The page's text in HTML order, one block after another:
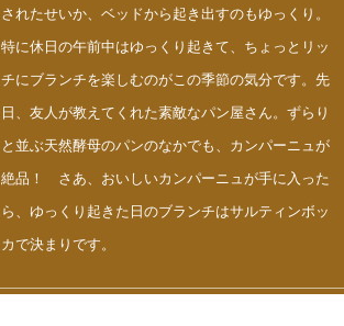
されたせいか、ベッドから起き出すのもゆっくり。
特に休日の午前中はゆっくり起きて、ちょっとリッ
チにブランチを楽しむのがこの季節の気分です。先
日、友人が教えてくれた素敵なパン屋さん。ずらり
と並ぶ天然酵母のパンのなかでも、カンパーニュが
絶品！ さあ、おいしいカンパーニュが手に入った
ら、ゆっくり起きた日のブランチはサルティンボッ
カで決まりです。